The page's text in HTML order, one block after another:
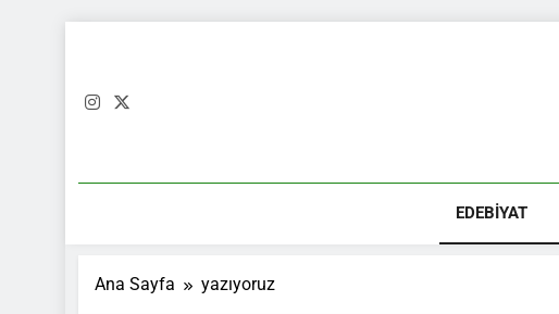
EDEBIYAT
Ana Sayfa yazıyoruz